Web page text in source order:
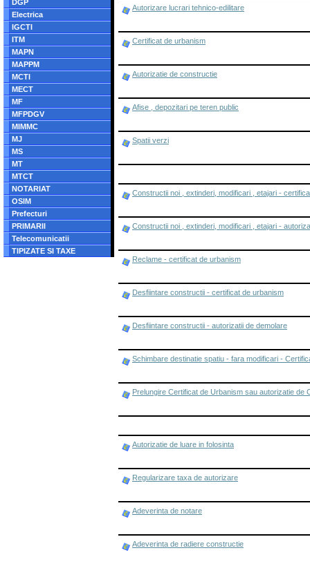
DGP
Electrica
IGCTI
ITM
MAPN
MAPPM
MCTI
MECT
MF
MFPDGV
MIMMC
MJ
MS
MT
MTCT
NOTARIAT
OSIM
Prefecturi
PRIMARII
Telecomunicatii
TIPIZATE SI TAXE
Autorizare lucrari tehnico-edilitare
Certificat de urbanism
Autorizatie de constructie
Afise , depozitari pe teren public
Spatii verzi
Constructii noi , extinderi, modificari , etajari -
Constructii noi , extinderi, modificari , etajari -
Reclame - certificat de urbanism
Desfiintare constructii - certificat de urbanism
Desfiintare constructii - autorizatii de demolare
Schimbare destinatie spatiu - fara modificari -
Prelungire Certificat de Urbanism sau autorizatie de
Autorizatie de luare in folosinta
Regularizare taxa de autorizare
Adeverinta de notare
Adeverinta de radiere constructie